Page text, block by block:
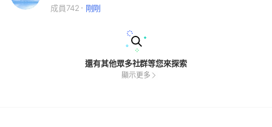
成員742
剛剛
還有其他眾多社群等您來探索
顯示更多